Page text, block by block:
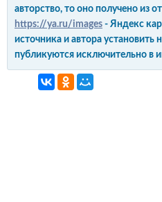
авторство, то оно получено из
https://ya.ru/images - Яндекс
источника и автора установить
публикуются исключительно в